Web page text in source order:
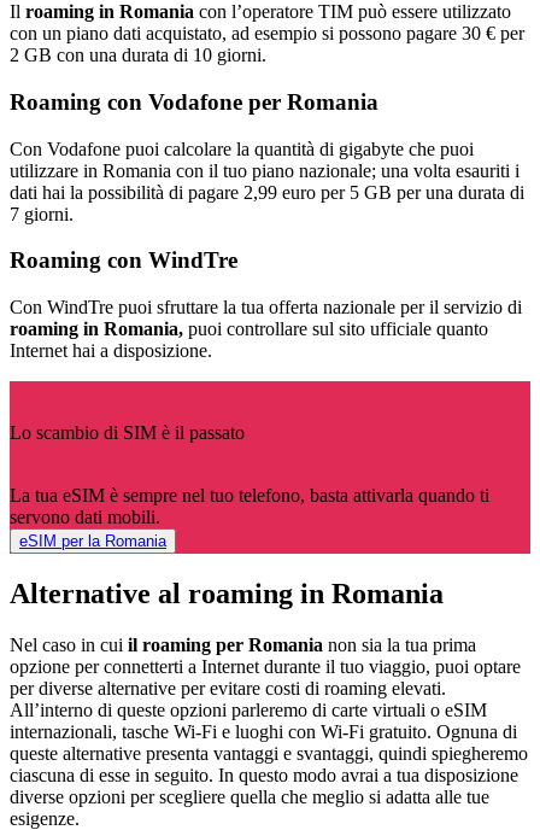
Il roaming in Romania con l’operatore TIM può essere utilizzato
con un piano dati acquistato, ad esempio si possono pagare 30 € per
2 GB con una durata di 10 giorni.
Roaming con Vodafone per Romania
Con Vodafone puoi calcolare la quantità di gigabyte che puoi
utilizzare in Romania con il tuo piano nazionale; una volta esauriti i
dati hai la possibilità di pagare 2,99 euro per 5 GB per una durata di
7 giorni.
Roaming con WindTre
Con WindTre puoi sfruttare la tua offerta nazionale per il servizio di
roaming in Romania, puoi controllare sul sito ufficiale quanto
Internet hai a disposizione.
Lo scambio di SIM è il passato
La tua eSIM è sempre nel tuo telefono, basta attivarla quando ti
servono dati mobili.
eSIM per la Romania
Alternative al roaming in Romania
Nel caso in cui il roaming per Romania non sia la tua prima
opzione per connetterti a Internet durante il tuo viaggio, puoi optare
per diverse alternative per evitare costi di roaming elevati.
All’interno di queste opzioni parleremo di carte virtuali o eSIM
internazionali, tasche Wi-Fi e luoghi con Wi-Fi gratuito. Ognuna di
queste alternative presenta vantaggi e svantaggi, quindi spiegheremo
ciascuna di esse in seguito. In questo modo avrai a tua disposizione
diverse opzioni per scegliere quella che meglio si adatta alle tue
esigenze.